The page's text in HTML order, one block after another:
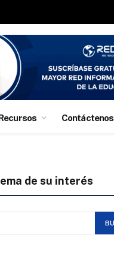
Contáctenos
de su interés